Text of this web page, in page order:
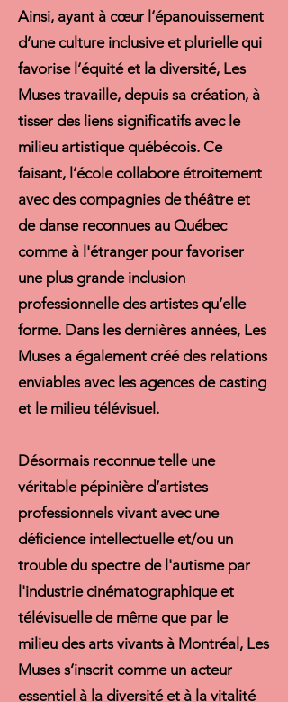
Ainsi, ayant à cœur l’épanouissement
d’une culture inclusive et plurielle qui
favorise l’équité et la diversité, Les
Muses travaille, depuis sa création, à
tisser des liens significatifs avec le
milieu artistique québécois. Ce
faisant, l’école collabore étroitement
avec des compagnies de théâtre et
de danse reconnues au Québec
comme à l'étranger pour favoriser
une plus grande inclusion
professionnelle des artistes qu’elle
forme. Dans les dernières années, Les
Muses a également créé des relations
enviables avec les agences de casting
et le milieu télévisuel.
Désormais reconnue telle une
véritable pépinière d’artistes
professionnels vivant avec une
déficience intellectuelle et/ou un
trouble du spectre de l'autisme par
l'industrie cinématographique et
télévisuelle de même que par le
milieu des arts vivants à Montréal, Les
Muses s’inscrit comme un acteur
essentiel à la diversité et à la vitalité